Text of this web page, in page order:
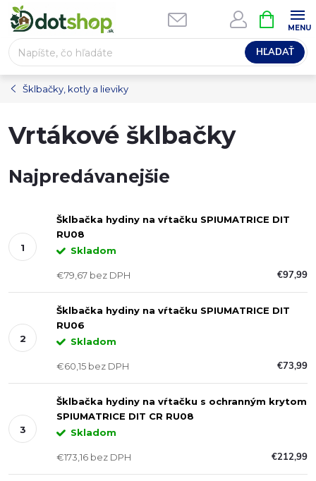
Prejsť
na
obsah
HĽADAŤ
KOŠÍK
Šklbačky, kotly a lieviky
Vrtákové šklbačky
Najpredávanejšie
Šklbačka hydiny na vŕtačku SPIUMATRICE DIT
RU08
Skladom
€97,99
€79,67 bez DPH
Šklbačka hydiny na vŕtačku SPIUMATRICE DIT
RU06
Skladom
€73,99
€60,15 bez DPH
Šklbačka hydiny na vŕtačku s ochranným krytom
SPIUMATRICE DIT CR RU08
Skladom
€212,99
€173,16 bez DPH